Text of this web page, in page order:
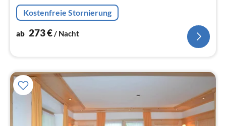
Kostenfreie Stornierung
ab 273€/ Nacht